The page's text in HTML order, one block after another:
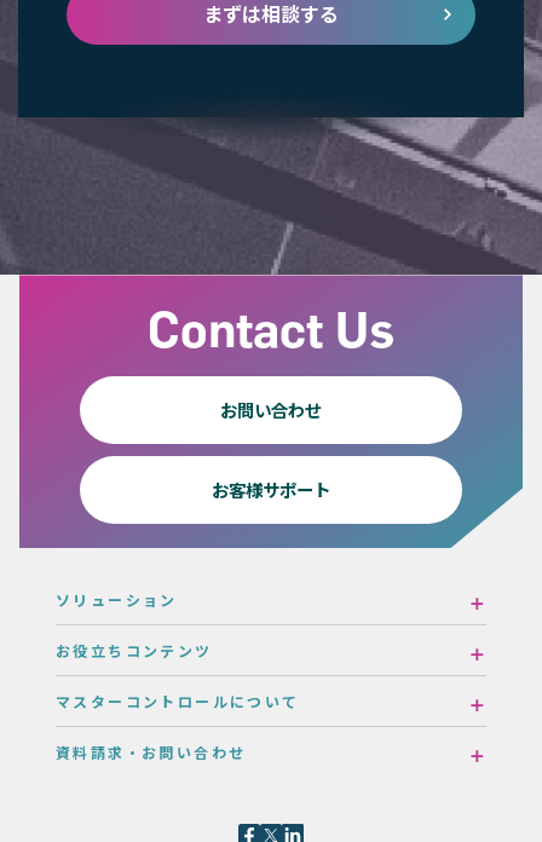
まずは相談する
Contact Us
お問い合わせ
お客様サポート
ソリューション
お役立ちコンテンツ
マスターコントロールについて
資料請求・お問い合わせ